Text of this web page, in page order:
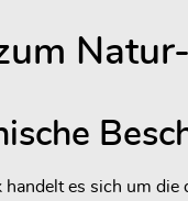
es sich um